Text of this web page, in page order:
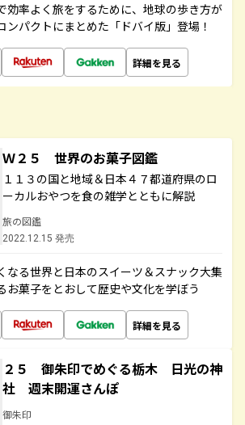
効率よく旅をするために、地球の歩き方が
ンパクトにまとめた「ドバイ版」登場！
詳細を見る
Ｗ２５ 世界のお菓子図鑑
１１３の国と地域＆日本４７都道府県のロ
ーカルおやつを食の雑学とともに解説
旅の図鑑
2022.12.15 発売
なる世界と日本のスイーツ＆スナック大集
お菓子をとおして歴史や文化を学ぼう
詳細を見る
２５ 御朱印でめぐる栃木 日光の神
社 週末開運さんぽ
御朱印